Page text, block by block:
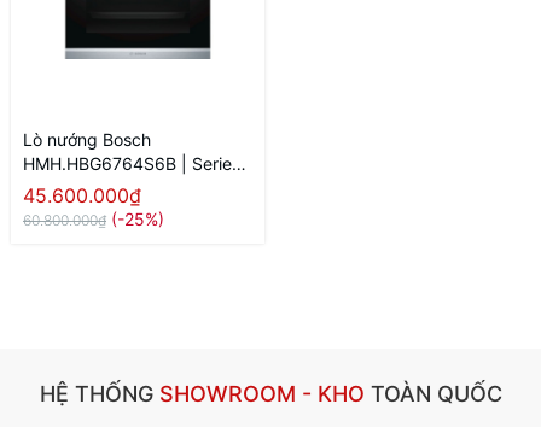
Lò nướng Bosch
HMH.HBG6764S6B | Series
8
45.600.000₫
60.800.000₫ (-25%)
HỆ THỐNGSHOWROOM - KHO TOÀN QUỐC